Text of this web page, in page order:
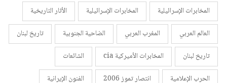
المخابرات الإسرائيلية
المخابرات الإسرائيلية
الأثار التاريخية
العالم العربي
المغرب العربي الضاحية الجنوبية
تاريخ لبنان
تاريخ لبنان
المخابرات الأميركية cia
الشائعات
الحرب الإعلامية
انتصار تموز 2006
الفنون الإيرانية